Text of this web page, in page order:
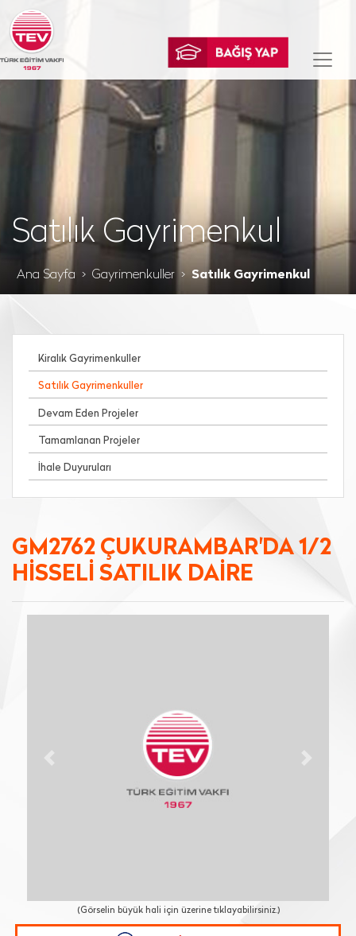
Satılık Gayrimenkul
Ana Sayfa Gayrimenkuller Satılık Gayrimenkul
GM2762 ÇUKURAMBAR'DA 1/2
HİSSELİ SATILIK DAİRE
(Görselin büyük hali için üzerine tıklayabilirsiniz.)
Kiralık Gayrimenkuller
Satılık Gayrimenkuller
Devam Eden Projeler
Tamamlanan Projeler
İhale Duyuruları